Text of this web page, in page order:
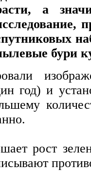
а
бури
год) и
рост